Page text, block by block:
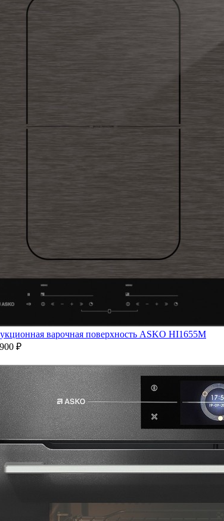
варочная поверхность ASKO HI1655M
₽